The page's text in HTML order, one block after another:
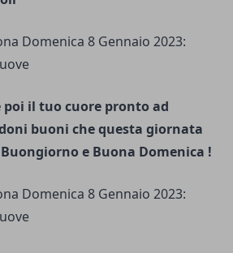
il tuo cuore pronto ad
buoni che questa giornata
e Buona Domenica !